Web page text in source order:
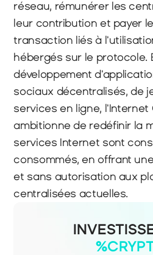
réseau, rémunérer les
leur contribution et payer
transaction liés à
hébergés sur le protocole.
développement
sociaux décentralisés, de
services en ligne, l'Internet
ambitionne de redéfinir la
services Internet sont
consommés, en offrant
et sans autorisation aux
centralisées actuelles.